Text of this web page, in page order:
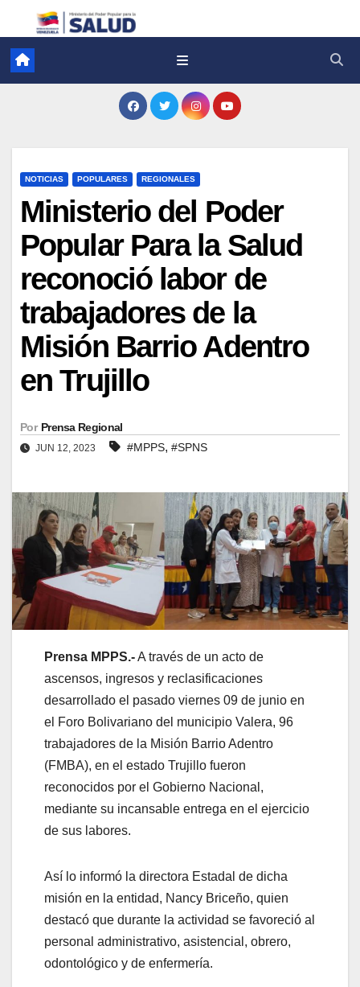
NOTICIAS POPULARES REGIONALES
Ministerio del Poder
Popular Para la Salud
reconoció labor de
trabajadores de la
Misión Barrio Adentro
en Trujillo
Por Prensa Regional
JUN 12, 2023 #MPPS, #SPNS
Prensa MPPS.-A través de un acto de
ascensos, ingresos y reclasificaciones
desarrollado el pasado viernes 09 de junio en
el Foro Bolivariano del municipio Valera, 96
trabajadores de la Misión Barrio Adentro
(FMBA), en el estado Trujillo fueron
reconocidos por el Gobierno Nacional,
mediante su incansable entrega en el ejercicio
de sus labores.
Así lo informó la directora Estadal de dicha
misión en la entidad, Nancy Briceño, quien
destacó que durante la actividad se favoreció al
personal administrativo, asistencial, obrero,
odontológico y de enfermería.